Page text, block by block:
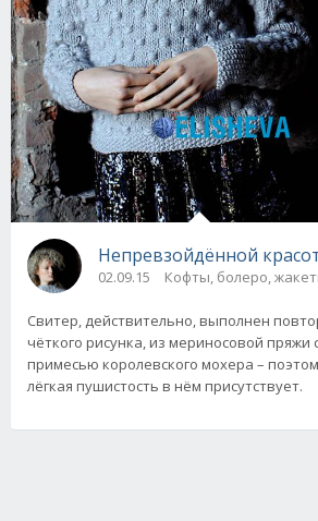
Непревзойдённой
02.09.15 Кофты, болеро,
Свитер, действительно, выполнен
чёткого рисунка, из мериносовой пряжи
примесью королевского мохера –
лёгкая пушистость в нём присутствует.